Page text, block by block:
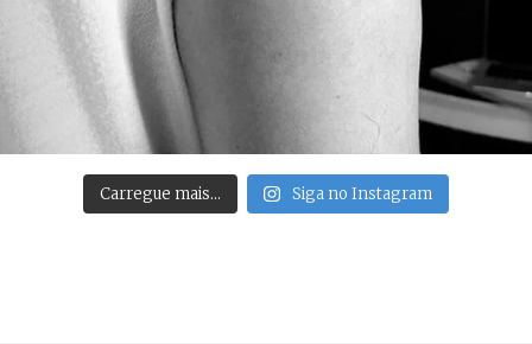
Carregue mais… Siga no Instagram